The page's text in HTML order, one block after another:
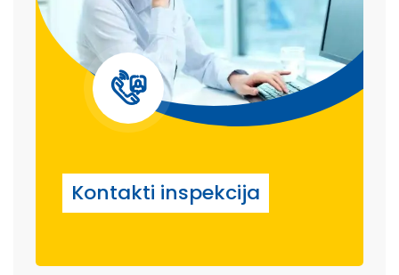
Kontakti inspekcija